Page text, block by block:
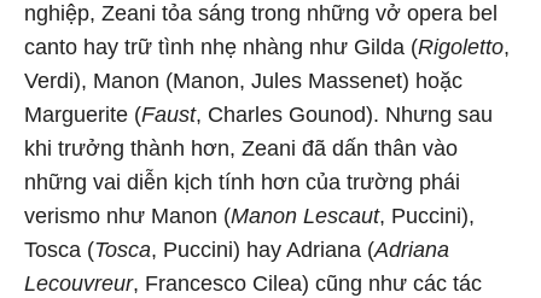
nghiệp, Zeani tỏa sáng trong những vở opera bel
canto hay trữ tình nhẹ nhàng như Gilda (Rigoletto,
Verdi), Manon (Manon, Jules Massenet) hoặc
Marguerite (Faust, Charles Gounod). Nhưng sau
khi trưởng thành hơn, Zeani đã dấn thân vào
những vai diễn kịch tính hơn của trường phái
verismo như Manon (Manon Lescaut, Puccini),
Tosca (Tosca, Puccini) hay Adriana (Adriana
Lecouvreur, Francesco Cilea) cũng như các tác